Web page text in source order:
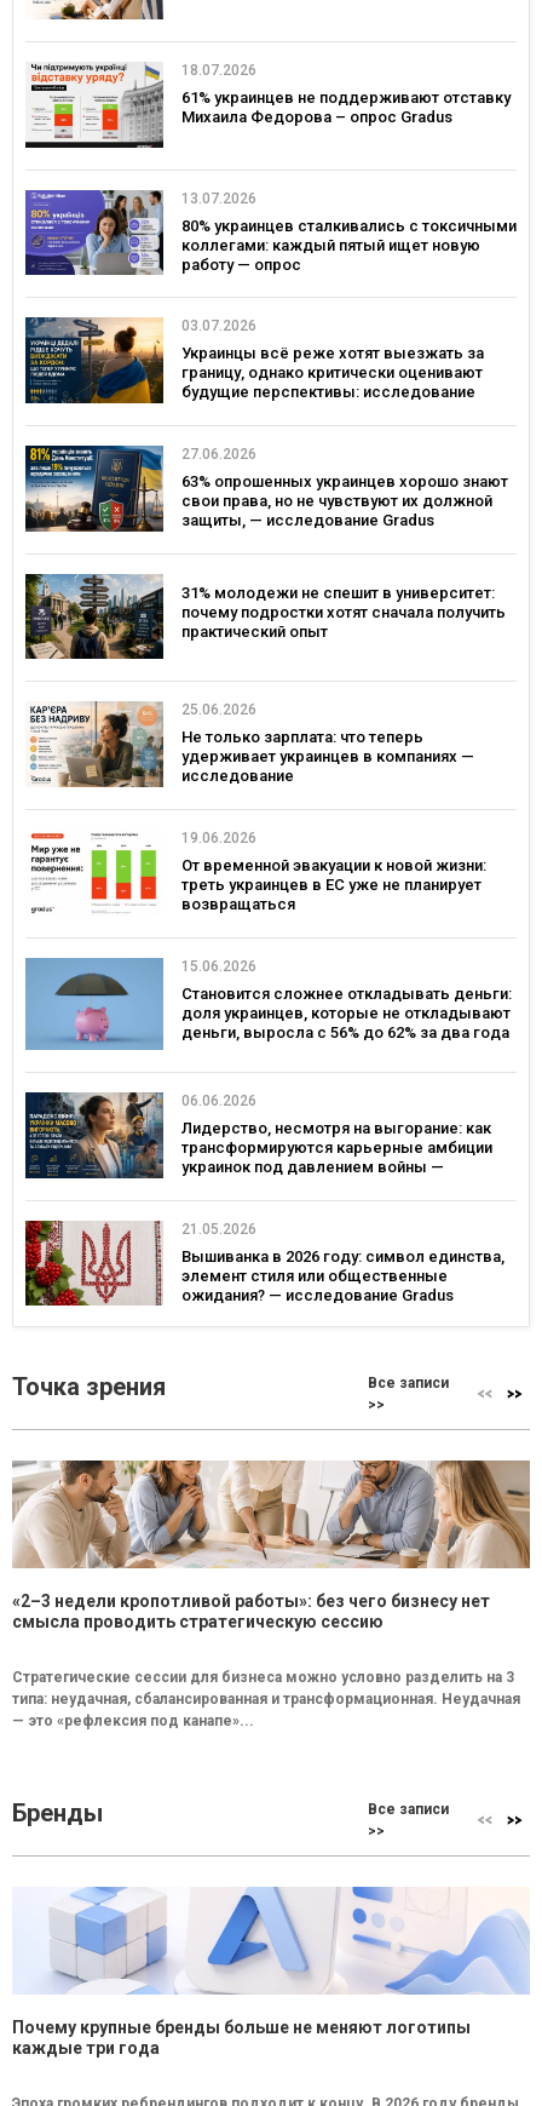
18.07.2026
61% украинцев не поддерживают отставку
Михаила Федорова – опрос Gradus
13.07.2026
80% украинцев сталкивались с токсичными
коллегами: каждый пятый ищет новую
работу — опрос
03.07.2026
Украинцы всё реже хотят выезжать за
границу, однако критически оценивают
будущие перспективы: исследование
27.06.2026
63% опрошенных украинцев хорошо знают
свои права, но не чувствуют их должной
защиты, — исследование Gradus
31% молодежи не спешит в университет:
почему подростки хотят сначала получить
практический опыт
25.06.2026
Не только зарплата: что теперь
удерживает украинцев в компаниях —
исследование
19.06.2026
От временной эвакуации к новой жизни:
треть украинцев в ЕС уже не планирует
возвращаться
15.06.2026
Становится сложнее откладывать деньги:
доля украинцев, которые не откладывают
деньги, выросла с 56% до 62% за два года
06.06.2026
Лидерство, несмотря на выгорание: как
трансформируются карьерные амбиции
украинок под давлением войны —
21.05.2026
Вышиванка в 2026 году: символ единства,
элемент стиля или общественные
ожидания? — исследование Gradus
Точка зрения
Все записи
>>
«2–3 недели кропотливой работы»: без чего бизнесу нет
смысла проводить стратегическую сессию
Стратегические сессии для бизнеса можно условно разделить на 3
типа: неудачная, сбалансированная и трансформационная. Неудачная
— это «рефлексия под канапе»...
Бренды
Все записи
>>
Почему крупные бренды больше не меняют логотипы
каждые три года